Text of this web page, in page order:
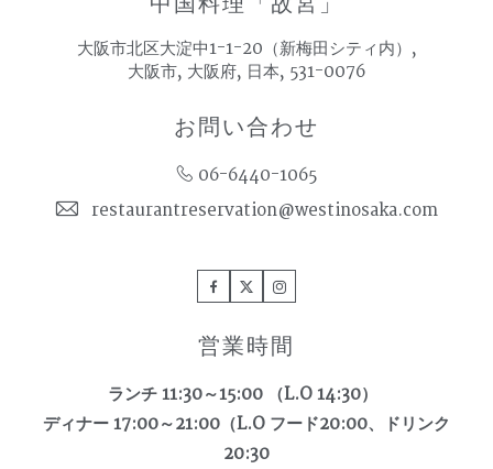
大阪市北区大淀中1-1-20（新梅田シティ内）,
大阪市, 大阪府, 日本, 531-0076
お問い合わせ
06-6440-1065
restaurantreservation@westinosaka.com
Facebook
TwitterInstagram
営業時間
ランチ 11:30～15:00 （L.O 14:30）
ディナー 17:00～21:00（L.O フード20:00、ドリンク
20:30